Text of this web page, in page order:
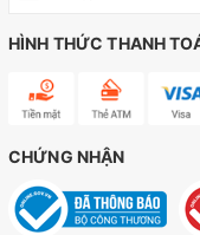
HÌNH THỨC THANH
CHỨNG NHẬN